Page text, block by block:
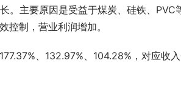
。主要原因是受益于煤炭、硅铁、PVC
控制，营业利润增加。
、132.97%、104.28%，对应收